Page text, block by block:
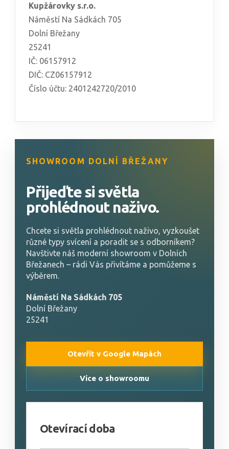
Kupžárovky s.r.o.
Náměstí Na Sádkách 705
Dolní Břežany
25241
IČ: 06157912
DIČ: CZ06157912
Číslo účtu: 2401242720/2010
SHOWROOM DOLNÍ BŘEŽANY
Přijeďte si světla
prohlédnout naživo.
Chcete si světla prohlédnout naživo, vyzkoušet
různé typy svícení a poradit se s odborníkem?
Navštivte náš moderní showroom v Dolních
Břežanech – rádi Vás přivítáme a pomůžeme s
výběrem.
Náměstí Na Sádkách 705
Dolní Břežany
25241
Otevřít v Google Mapách
Více o showroomu
Otevírací doba